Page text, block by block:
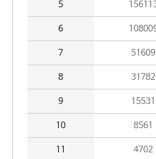
5
6
7 51609
8 31782
9 15531
10 8561
11 4702